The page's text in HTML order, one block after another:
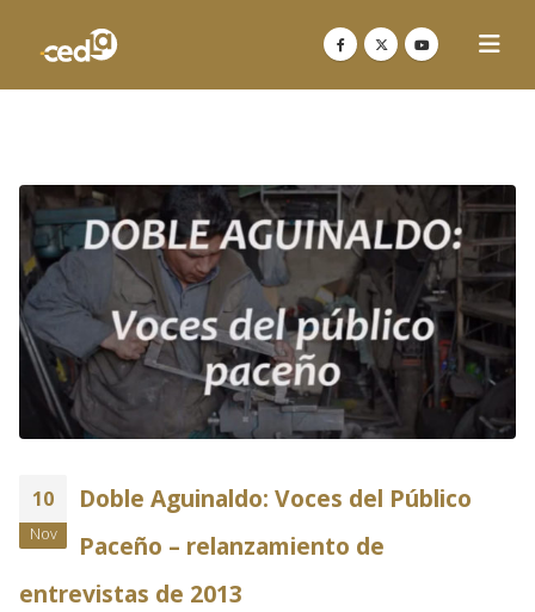
10
Nov
Doble Aguinaldo: Voces del Público
Paceño – relanzamiento de
entrevistas de 2013